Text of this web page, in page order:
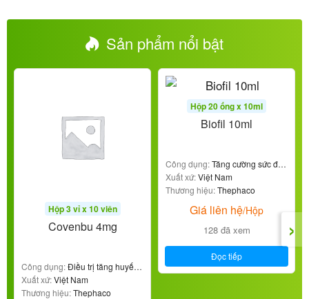
Sản phẩm nổi bật
Hộp 3 vỉ x 10 viên
Covenbu 4mg
Công dụng:Điều trị tăng huyết
áp
Xuất xứ:Việt Nam
Thương hiệu:Thephaco
Hộp 20 ống x 10ml
Biofil 10ml
Công dụng:Tăng cường sức đề
kháng
Xuất xứ:Việt Nam
Thương hiệu:Thephaco
Giá liên hệ/Hộp
128 đã xem
Đọc tiếp
›